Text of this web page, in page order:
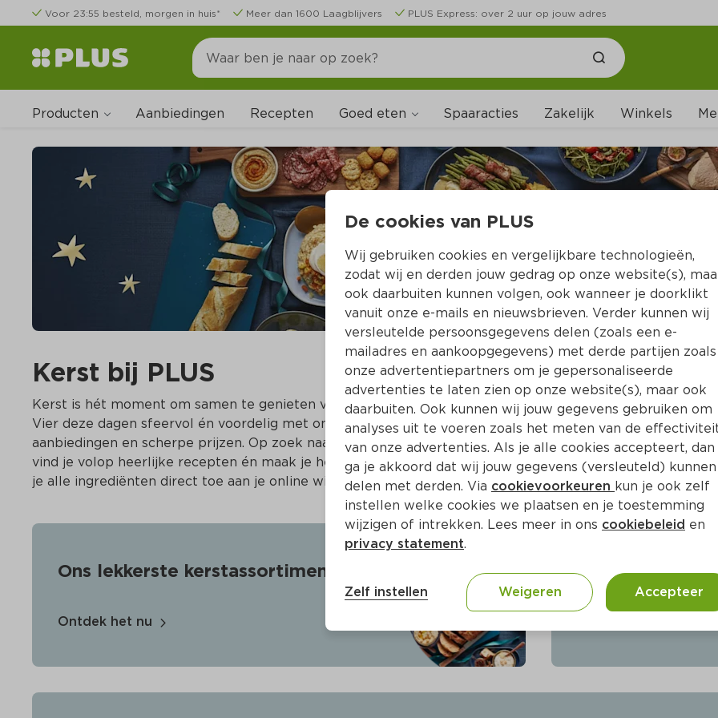
Voor 23:55 besteld, morgen in huis* Meer dan 1600 Laagblijvers PLUS Express: over 2 uur op jouw adres
Producten Aanbiedingen Recepten Goed eten Spaaracties Zakelijk Winkels
Kerst bij PLUS
Kerst is hét moment om samen te genieten van eten dat vertrouwd voelt én verrast.
Vier deze dagen sfeervol én voordelig met onze geliefde kerstklassiekers, feestelijke
aanbiedingen en scherpe prijzen. Op zoek naar inspiratie voor je kerstmenu? Bij PLUS
vind je volop heerlijke recepten én maak je het jezelf extra makkelijk: met één klik voeg
je alle ingrediënten direct toe aan je online winkelmandje.
Ons lekkerste kerstassortiment
Ontdek het nu
Kerstrecepten
De cookies van PLUS
Wij gebruiken cookies en vergelijkbare technologieën,
zodat wij en derden jouw gedrag op onze website(s),
ook daarbuiten kunnen volgen, ook wanneer je doorklikt
vanuit onze e-mails en nieuwsbrieven. Verder kunnen wij
versleutelde persoonsgegevens delen (zoals een e-
mailadres en aankoopgegevens) met derde partijen zoals
onze advertentiepartners om je gepersonaliseerde
advertenties te laten zien op onze website(s), maar ook
daarbuiten. Ook kunnen wij jouw gegevens gebruiken om
analyses uit te voeren zoals het meten van de
van onze advertenties. Als je alle cookies accepteert, dan
ga je akkoord dat wij jouw gegevens (versleuteld) kunnen
delen met derden. Via cookievoorkeuren kun je ook zelf
instellen welke cookies we plaatsen en je toestemming
wijzigen of intrekken. Lees meer in ons cookiebeleid en
privacy statement.
Zelf instellen Weigeren Accepteer